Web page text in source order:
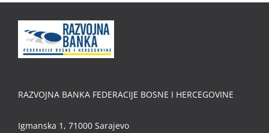
RAZVOJNA BANKA FEDERACIJE BOSNE I HERCEGOVINE
Igmanska 1, 71000 Sarajevo